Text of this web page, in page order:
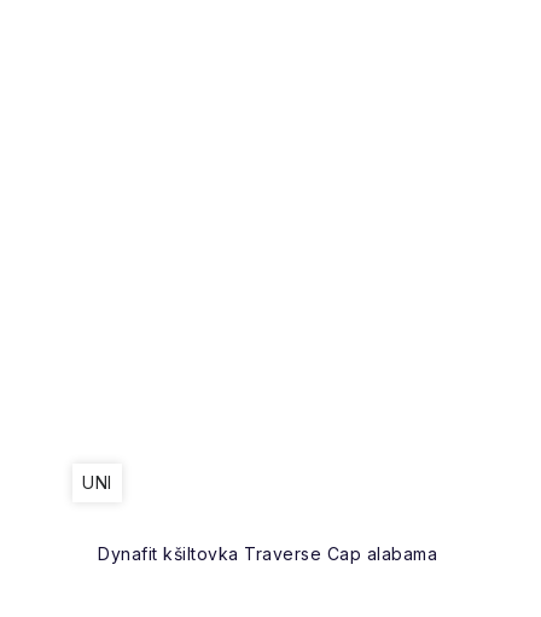
Dynafit kšiltovka Traverse Cap alabama
UNI